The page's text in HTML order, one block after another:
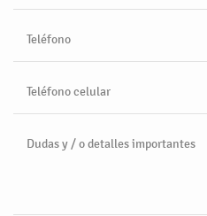
Teléfono
Teléfono celular
Dudas y / o detalles importantes